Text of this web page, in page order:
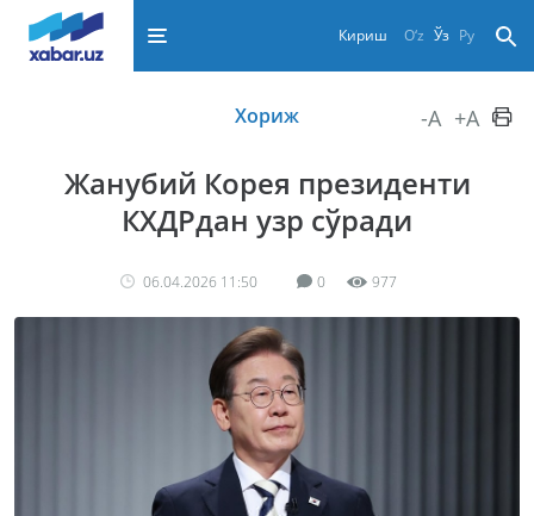
Кириш O‘z Ўз Ру
Хориж -A +A
Жанубий Корея президенти
КХДРдан узр сўради
06.04.2026 11:50 0 977